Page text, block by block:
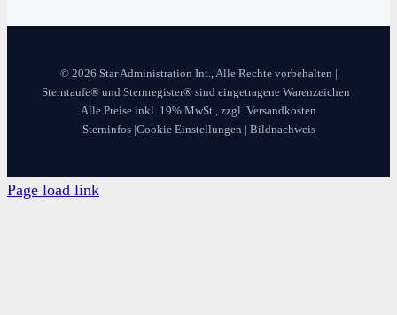
© 2026 Star Administration Int., Alle Rechte vorbehalten |
Sterntaufe® und Sternregister® sind eingetragene Warenzeichen |
Alle Preise inkl. 19% MwSt., zzgl. Versandkosten
Sterninfos|Cookie Einstellungen | Bildnachweis
Page load link